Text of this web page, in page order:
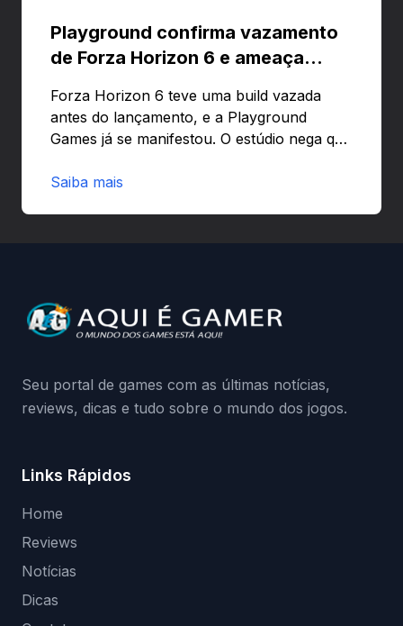
Playground confirma vazamento
de Forza Horizon 6 e ameaça
Forza Horizon 6 teve uma build vazada
antes do lançamento, e a Playground
Games já se manifestou. O estúdio nega que
preload e avisa que quem usar versões não
da Playground: negação do preload,
medidas contra acessos não autorizados
Saiba mais
Seu portal de games com as últimas notícias,
reviews, dicas e tudo sobre o mundo dos jogos.
Links Rápidos
Home
Reviews
Notícias
Dicas